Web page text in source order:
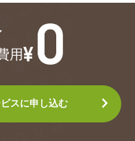
用
スに申し込む